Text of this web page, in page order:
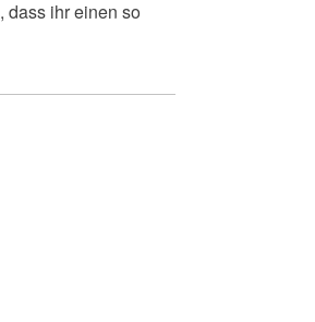
dass ihr einen so